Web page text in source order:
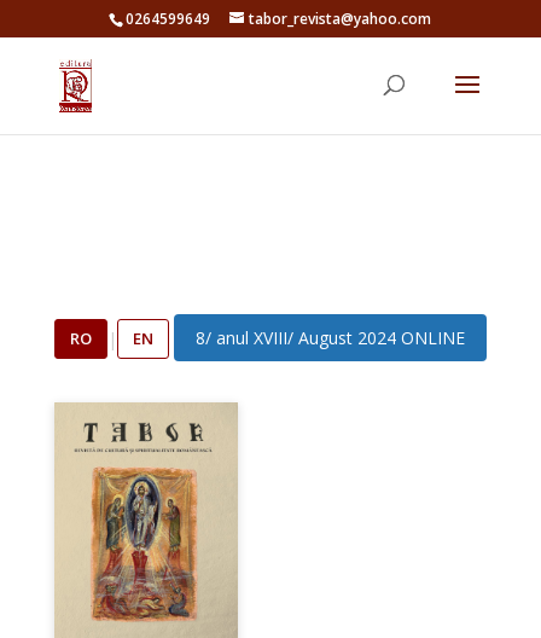
0264599649 tabor_revista@yahoo.com
RO | EN 8/ anul XVIII/ August 2024 ONLINE